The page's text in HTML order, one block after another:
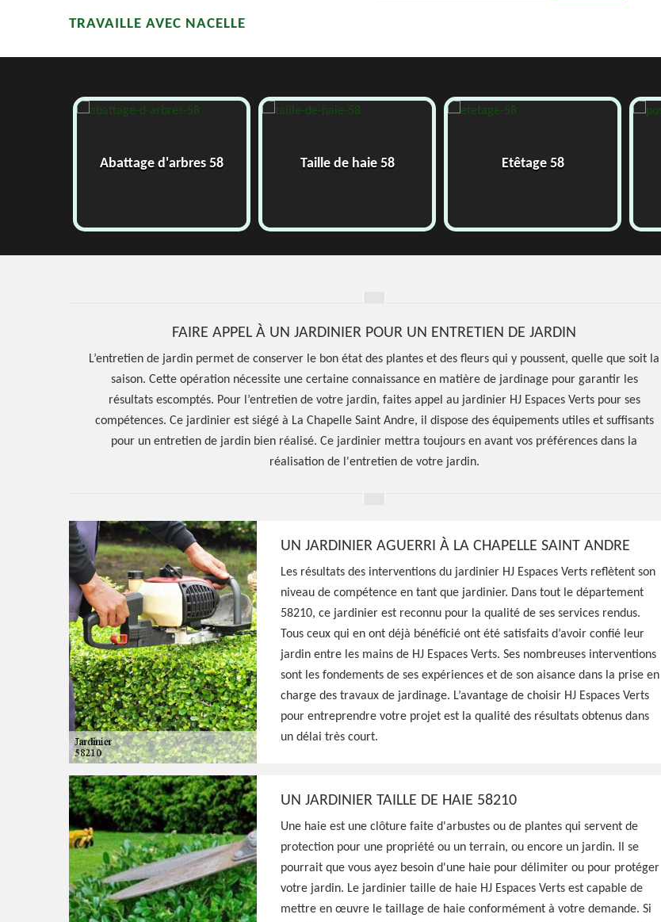
Artisan jardinier La
Chapelle Saint Andre
58210
Jardinier aguerri à La Chapelle Saint Andre 58210, HJ Espaces Verts a à
sa disposition les matériels nécessaires pour entretenir de votre
jardin, propose un tarif raisonnable pour ce faire
Voir Nos Realisations Contactez-Nous!
TRAVAILLE AVEC NACELLE
Abattage d'arbres 58 Taille de haie 58 Etêtage 58
FAIRE APPEL À UN JARDINIER POUR UN ENTRETIEN DE JARDIN
L’entretien de jardin permet de conserver le bon état des plantes et des fleurs qui y poussent, quelle que soit la
saison. Cette opération nécessite une certaine connaissance en matière de jardinage pour garantir les
résultats escomptés. Pour l’entretien de votre jardin, faites appel au jardinier HJ Espaces Verts pour ses
compétences. Ce jardinier est siégé à La Chapelle Saint Andre, il dispose des équipements utiles et suffisants
pour un entretien de jardin bien réalisé. Ce jardinier mettra toujours en avant vos préférences dans la
réalisation de l'entretien de votre jardin.
UN JARDINIER AGUERRI À LA CHAPELLE SAINT ANDRE
Les résultats des interventions du jardinier HJ Espaces Verts reflètent son
niveau de compétence en tant que jardinier. Dans tout le département
58210, ce jardinier est reconnu pour la qualité de ses services rendus.
Tous ceux qui en ont déjà bénéficié ont été satisfaits d’avoir confié leur
jardin entre les mains de HJ Espaces Verts. Ses nombreuses interventions
sont les fondements de ses expériences et de son aisance dans la prise en
charge des travaux de jardinage. L’avantage de choisir HJ Espaces Verts
pour entreprendre votre projet est la qualité des résultats obtenus dans
un délai très court.
UN JARDINIER TAILLE DE HAIE 58210
Une haie est une clôture faite d'arbustes ou de plantes qui servent de
protection pour une propriété ou un terrain, ou encore un jardin. Il se
pourrait que vous ayez besoin d'une haie pour délimiter ou pour protéger
votre jardin. Le jardinier taille de haie HJ Espaces Verts est capable de
mettre en œuvre le taillage de haie conformément à votre demande. Si